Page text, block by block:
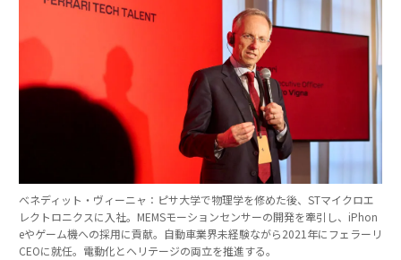
べネディット・ヴィーニャ：ピサ大学で物理学を修めた後、STマイクロエ
レクトロニクスに入社。MEMSモーションセンサーの開発を牽引し、iPhon
eやゲーム機への採用に貢献。自動車業界未経験ながら2021年にフェラーリ
CEOに就任。電動化とヘリテージの両立を推進する。